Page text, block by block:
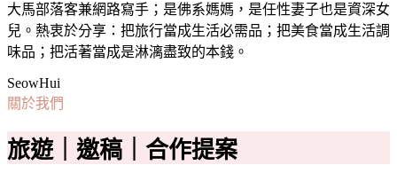
大馬部落客兼網路寫手；是佛系媽媽，是任性妻子也是資深女
兒。熱衷於分享：把旅行當成生活必需品；把美食當成生活調
味品；把活著當成是淋漓盡致的本錢。
SeowHui
關於我們
旅遊｜邀稿｜合作提案